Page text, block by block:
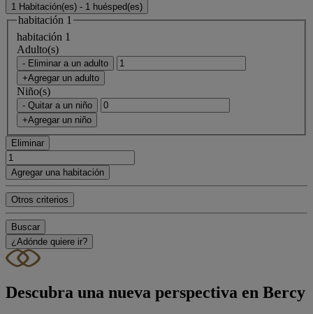
1 Habitación(es) - 1 huésped(es)
habitación 1
habitación 1
Adulto(s)
- Eliminar a un adulto
+Agregar un adulto
Niño(s)
- Quitar a un niño
+Agregar un niño
Eliminar
Agregar una habitación
Otros criterios
Buscar
¿Adónde quiere ir?
Descubra una nueva perspectiva en Bercy